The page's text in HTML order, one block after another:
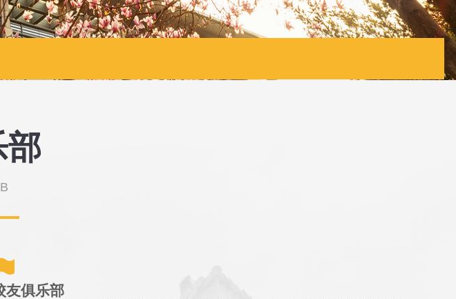
部
友俱乐部